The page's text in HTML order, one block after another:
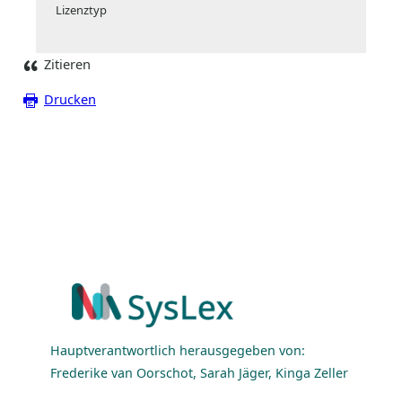
Lizenztyp
Zitieren
Drucken
Hauptverantwortlich herausgegeben von:
Frederike van Oorschot, Sarah Jäger, Kinga Zeller